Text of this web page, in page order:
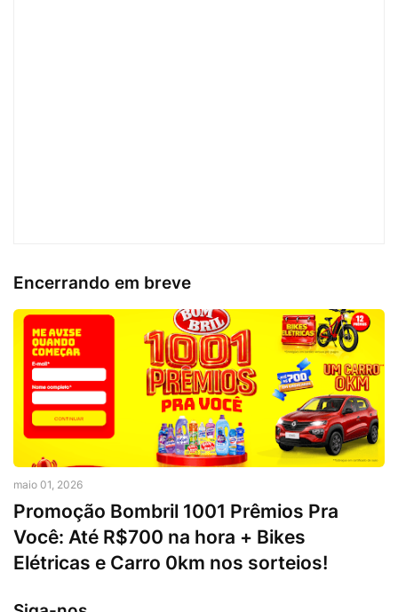
Encerrando em breve
maio 01, 2026
Promoção Bombril 1001 Prêmios Pra
Você: Até R$700 na hora + Bikes
Elétricas e Carro 0km nos sorteios!